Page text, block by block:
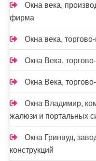
Окна века,
фирма
Окна века,
Окна Века,
Окна Века,
Окна Владимир,
жалюзи и портальных
Окна Гринвуд,
конструкций